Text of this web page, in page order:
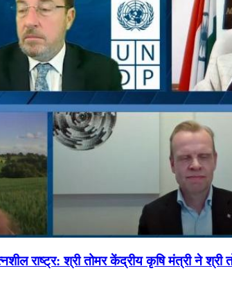
राष्ट्र: श्री तोमर केंद्रीय कृषि मंत्री ने श्री